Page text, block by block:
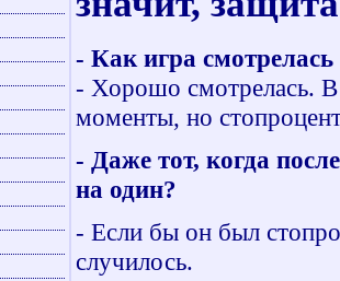
- Как игра смотрелась
- Хорошо смотрелась. В
моменты, но
- Даже тот, когда
на один?
- Если бы он был
случилось.